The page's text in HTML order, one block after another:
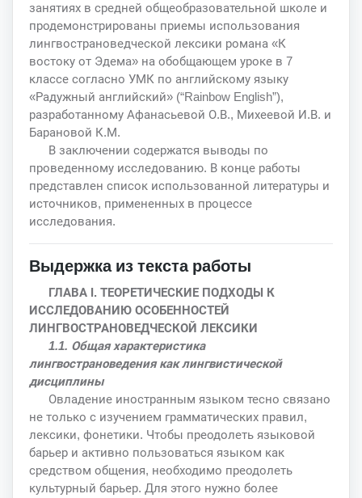
занятиях в средней общеобразовательной школе и
продемонстрированы приемы использования
лингвострановедческой лексики романа «К
востоку от Эдема» на обобщающем уроке в 7
классе согласно УМК по английскому языку
«Радужный английский» (“Rainbow English”),
разработанному Афанасьевой О.В., Михеевой И.В. и
Барановой К.М.
В заключении содержатся выводы по
проведенному исследованию. В конце работы
представлен список использованной литературы и
источников, примененных в процессе
исследования.
Выдержка из текста работы
ГЛАВА I. ТЕОРЕТИЧЕСКИЕ ПОДХОДЫ К
ИССЛЕДОВАНИЮ ОСОБЕННОСТЕЙ
ЛИНГВОСТРАНОВЕДЧЕСКОЙ ЛЕКСИКИ
1.1. Общая характеристика
лингвострановедения как лингвистической
дисциплины
Овладение иностранным языком тесно связано
не только с изучением грамматических правил,
лексики, фонетики. Чтобы преодолеть языковой
барьер и активно пользоваться языком как
средством общения, необходимо преодолеть
культурный барьер. Для этого нужно более